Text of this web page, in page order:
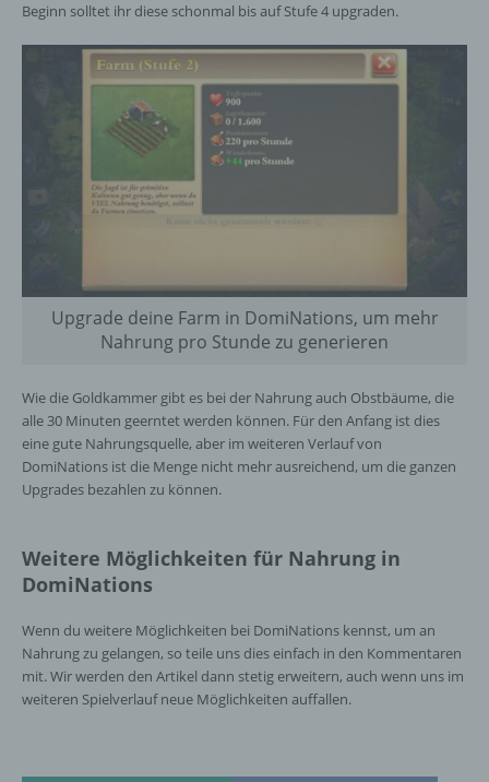
Beginn solltet ihr diese schonmal bis auf Stufe 4 upgraden.
Upgrade deine Farm in DomiNations, um mehr
Nahrung pro Stunde zu generieren
Wie die Goldkammer gibt es bei der Nahrung auch Obstbäume, die
alle 30 Minuten geerntet werden können. Für den Anfang ist dies
eine gute Nahrungsquelle, aber im weiteren Verlauf von
DomiNations ist die Menge nicht mehr ausreichend, um die ganzen
Upgrades bezahlen zu können.
Weitere Möglichkeiten für Nahrung in
DomiNations
Wenn du weitere Möglichkeiten bei DomiNations kennst, um an
Nahrung zu gelangen, so teile uns dies einfach in den Kommentaren
mit. Wir werden den Artikel dann stetig erweitern, auch wenn uns im
weiteren Spielverlauf neue Möglichkeiten auffallen.
h) Auftragsverarbeiter
Auftragsverarbeiter ist eine natürliche oder
juristische Person, Behörde, Einrichtung
oder andere Stelle, die personenbezogene
Daten im Auftrag des Verantwortlichen
verarbeitet.
Empfänger ist eine natürliche oder juristische
Person, Behörde, Einrichtung oder andere
Stelle, der personenbezogene Daten
es sich bei ihr um einen Dritten handelt oder
nicht. Behörden, die im Rahmen eines
bestimmten Untersuchungsauftrags nach
dem Unionsrecht oder dem Recht der
Mitgliedstaaten möglicherweise
Dritter ist eine natürliche oder juristische
Person, Behörde, Einrichtung oder andere
Stelle außer der betroffenen Person, dem